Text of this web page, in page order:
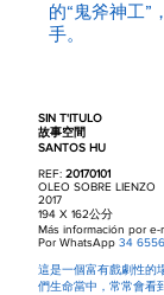
的“鬼斧神工”
手。
SIN T'ITULO
故事空間
SANTOS HU
REF: 20170101
OLEO SOBRE
2017
194 X 162公分
Más información por e-
Por WhatsApp 34
這是一個富有戲劇性的
們生命當中，常常會看